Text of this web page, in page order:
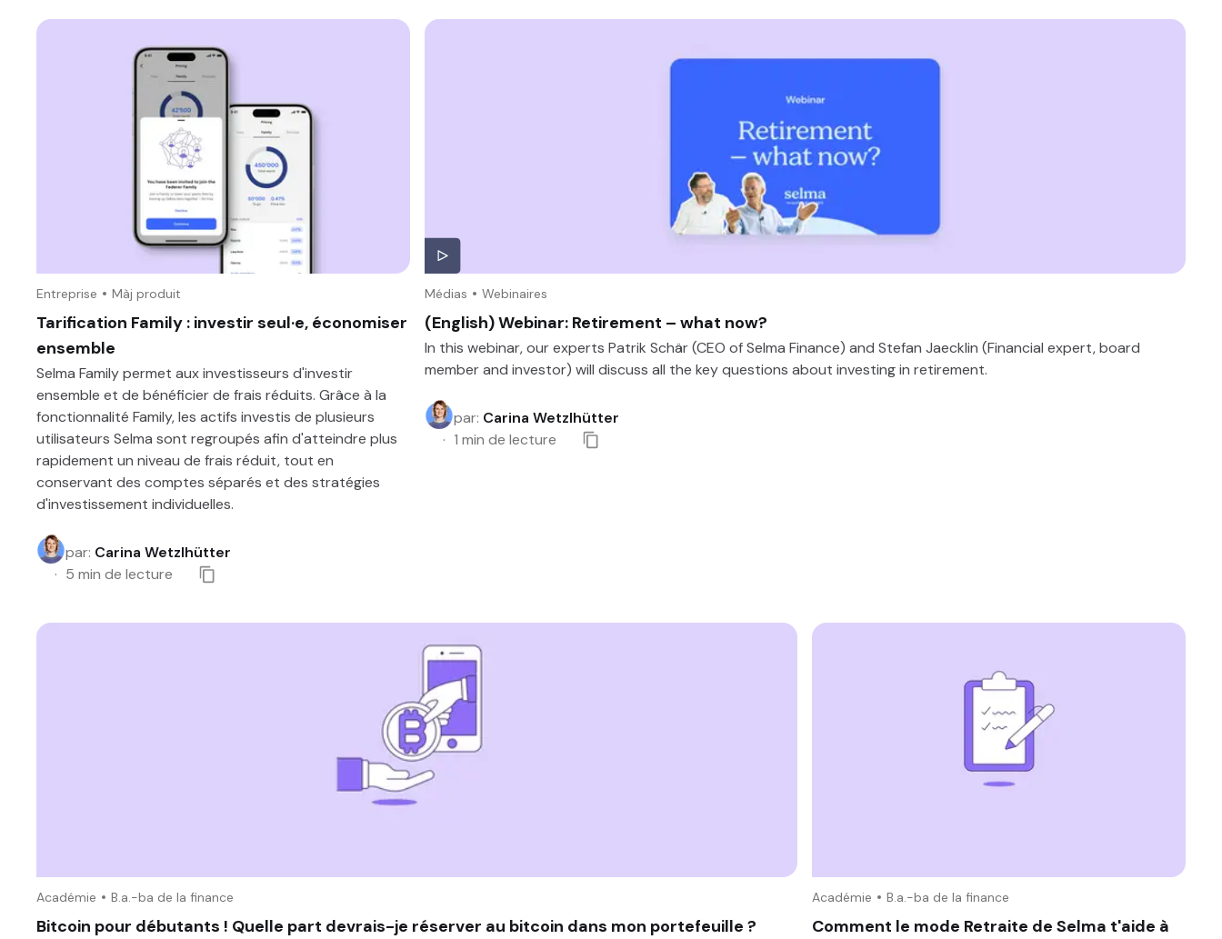
Entreprise Màj produit
Tarification Family : investir seul·e, économiser
ensemble
Selma Family permet aux investisseurs d'investir
ensemble et de bénéficier de frais réduits. Grâce à la
fonctionnalité Family, les actifs investis de plusieurs
utilisateurs Selma sont regroupés afin d'atteindre plus
rapidement un niveau de frais réduit, tout en
conservant des comptes séparés et des stratégies
d'investissement individuelles.
par: Carina Wetzlhütter
5 min de lecture
Médias Webinaires
(English) Webinar: Retirement – what now?
In this webinar, our experts Patrik Schär (CEO of Selma Finance) and Stefan Jaecklin (Financial expert, board
member and investor) will discuss all the key questions about investing in retirement.
par: Carina Wetzlhütter
1 min de lecture
Académie B.a.-ba de la finance
Bitcoin pour débutants ! Quelle part devrais-je réserver au bitcoin dans mon portefeuille ?
Académie B.a.-ba de la finance
Comment le mode Retraite de Selma t'aide à